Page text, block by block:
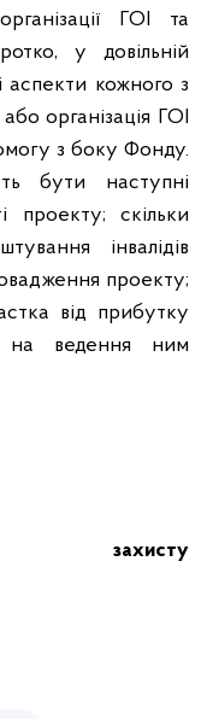
ГОІ та
у довільній
аспекти кожного з
організація ГОІ
з боку Фонду.
бути наступні
проекту; скільки
інвалідів
проекту;
від прибутку
на ведення ним
захисту